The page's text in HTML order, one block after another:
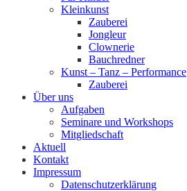
Kleinkunst
Zauberei
Jongleur
Clownerie
Bauchredner
Kunst – Tanz – Performance
Zauberei
Über uns
Aufgaben
Seminare und Workshops
Mitgliedschaft
Aktuell
Kontakt
Impressum
Datenschutzerklärung